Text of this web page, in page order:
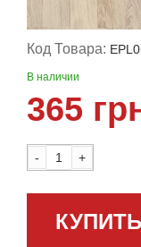
Код Товара:
В наличии
365
- +
КУПИТЬ